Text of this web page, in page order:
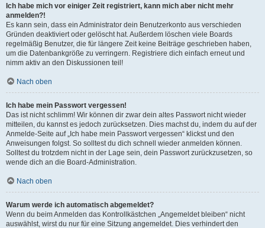
Ich habe mich vor einiger Zeit registriert, kann mich aber nicht mehr
anmelden?!
Es kann sein, dass ein Administrator dein Benutzerkonto aus verschieden
Gründen deaktiviert oder gelöscht hat. Außerdem löschen viele Boards
regelmäßig Benutzer, die für längere Zeit keine Beiträge geschrieben haben,
um die Datenbankgröße zu verringern. Registriere dich einfach erneut und
nimm aktiv an den Diskussionen teil!
Nach oben
Ich habe mein Passwort vergessen!
Das ist nicht schlimm! Wir können dir zwar dein altes Passwort nicht wieder
mitteilen, du kannst es jedoch zurücksetzen. Dies machst du, indem du auf der
Anmelde-Seite auf „Ich habe mein Passwort vergessen“ klickst und den
Anweisungen folgst. So solltest du dich schnell wieder anmelden können.
Solltest du trotzdem nicht in der Lage sein, dein Passwort zurückzusetzen, so
wende dich an die Board-Administration.
Nach oben
Warum werde ich automatisch abgemeldet?
Wenn du beim Anmelden das Kontrollkästchen „Angemeldet bleiben“ nicht
auswählst, wirst du nur für eine Sitzung angemeldet. Dies verhindert den